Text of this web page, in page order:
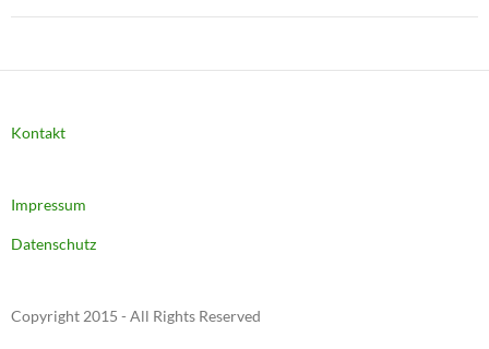
Kontakt
Impressum
Datenschutz
Copyright 2015 - All Rights Reserved